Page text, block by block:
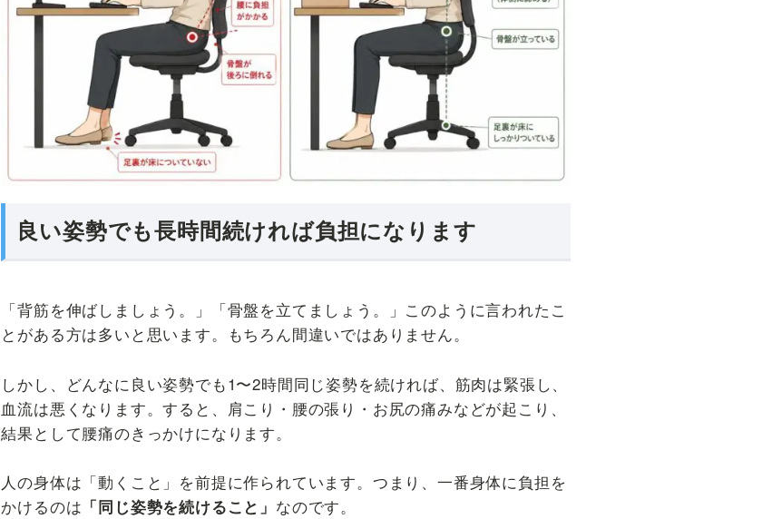
良い姿勢でも長時間続ければ負担になります
「背筋を伸ばしましょう。」「骨盤を立てましょう。」このように言われたこ
とがある方は多いと思います。もちろん間違いではありません。
しかし、どんなに良い姿勢でも1〜2時間同じ姿勢を続ければ、筋肉は緊張し、
血流は悪くなります。すると、肩こり・腰の張り・お尻の痛みなどが起こり、
結果として腰痛のきっかけになります。
人の身体は「動くこと」を前提に作られています。つまり、一番身体に負担を
かけるのは 「同じ姿勢を続けること」 なのです。